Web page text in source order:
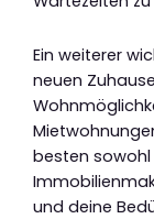
Ein weiterer
neuen
besten
und deine